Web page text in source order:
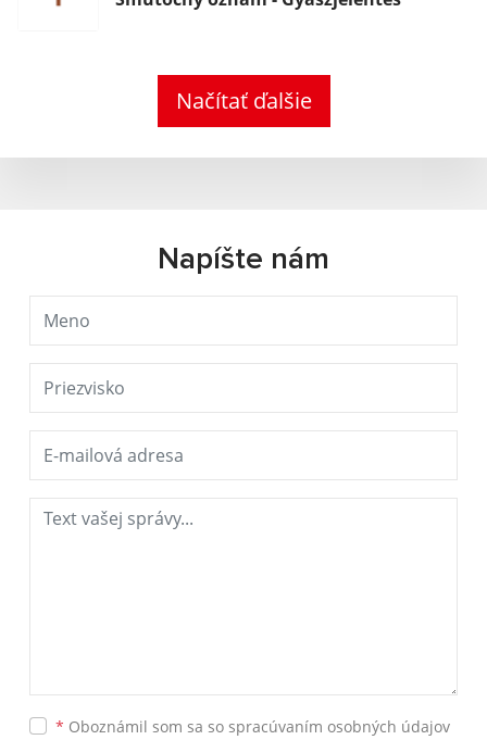
Načítať ďalšie
Napíšte nám
* Oboznámil som sa so spracúvaním osobných údajov